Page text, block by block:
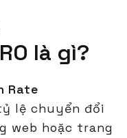
là gì?
Rate
lệ chuyển đổi
web hoặc trang